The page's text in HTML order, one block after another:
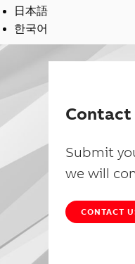
日本語
한국어
Contact
Submit
we will
CONTACT